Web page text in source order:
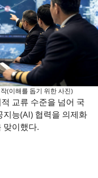
(이해를 돕기 위한 사진)
교류 수준을 넘어 국
능(AI) 협력을 의제화
맞이했다.